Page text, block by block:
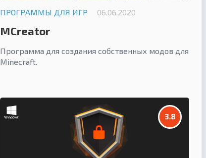
ПРОГРАММЫ ДЛЯ ИГР 06.06.2020
MCreator
Программа для создания собственных модов для
Minecraft.
3.8